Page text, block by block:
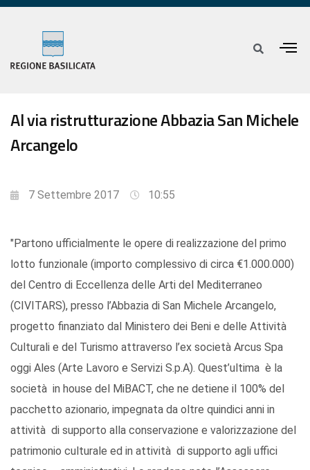
Al via ristrutturazione Abbazia San Michele
Arcangelo
7 Settembre 2017 10:55
"Partono ufficialmente le opere di realizzazione del primo
lotto funzionale (importo complessivo di circa €1.000.000)
del Centro di Eccellenza delle Arti del Mediterraneo
(CIVITARS), presso l’Abbazia di San Michele Arcangelo,
progetto finanziato dal Ministero dei Beni e delle Attività
Culturali e del Turismo attraverso l’ex società Arcus Spa
oggi Ales (Arte Lavoro e Servizi S.p.A). Quest’ultima è la
società in house del MiBACT, che ne detiene il 100% del
pacchetto azionario, impegnata da oltre quindici anni in
attività di supporto alla conservazione e valorizzazione del
patrimonio culturale ed in attività di supporto agli uffici